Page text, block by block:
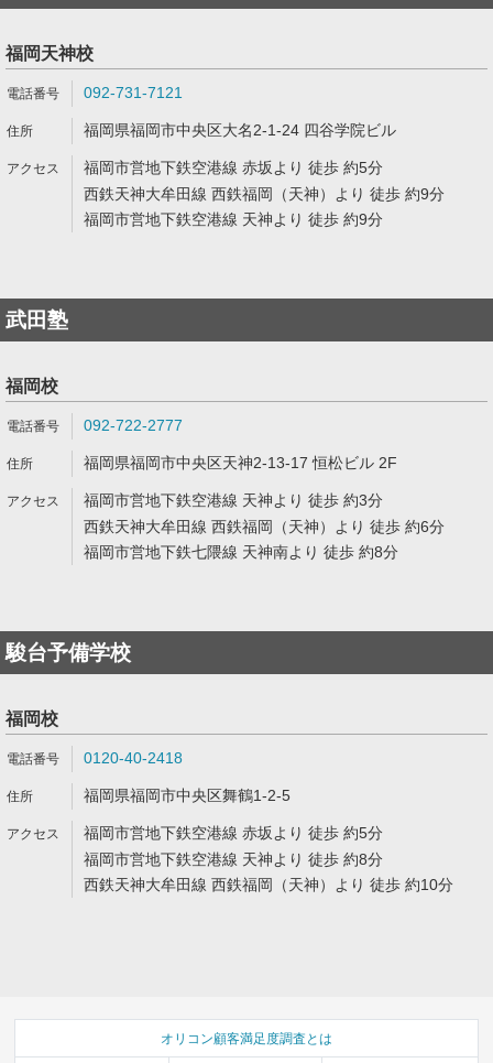
福岡天神校
092-731-7121
福岡県福岡市中央区大名2-1-24 四谷学院ビル
福岡市営地下鉄空港線 赤坂より 徒歩 約5分
西鉄天神大牟田線 西鉄福岡（天神）より 徒歩 約9分
福岡市営地下鉄空港線 天神より 徒歩 約9分
武田塾
福岡校
092-722-2777
福岡県福岡市中央区天神2-13-17 恒松ビル 2F
福岡市営地下鉄空港線 天神より 徒歩 約3分
西鉄天神大牟田線 西鉄福岡（天神）より 徒歩 約6分
福岡市営地下鉄七隈線 天神南より 徒歩 約8分
駿台予備学校
福岡校
0120-40-2418
福岡県福岡市中央区舞鶴1-2-5
福岡市営地下鉄空港線 赤坂より 徒歩 約5分
福岡市営地下鉄空港線 天神より 徒歩 約8分
西鉄天神大牟田線 西鉄福岡（天神）より 徒歩 約10分
オリコン顧客満足度調査とは